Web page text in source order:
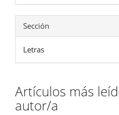
Sección
Letras
Artículos más
autor/a